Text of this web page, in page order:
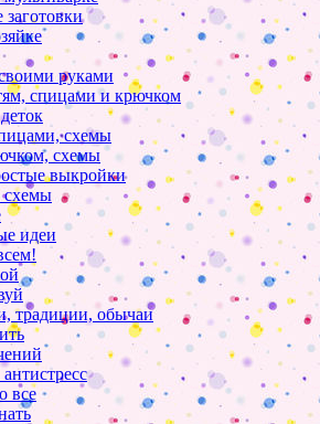
руками
спицами и крючком
схемы
схемы
выкройки
идеи
традиции, обычаи
все